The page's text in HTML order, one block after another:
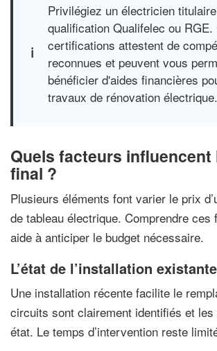
Privilégiez un électricien
qualification Qualifelec ou RGE.
certifications attestent de
reconnues et peuvent vous
bénéficier d'aides financières
travaux de rénovation électrique.
Quels facteurs influencent
final ?
Plusieurs éléments font varier le prix
de tableau électrique. Comprendre ces
aide à anticiper le budget nécessaire.
L’état de l’installation existante
Une installation récente facilite le
circuits sont clairement identifiés et les
état. Le temps d’intervention reste